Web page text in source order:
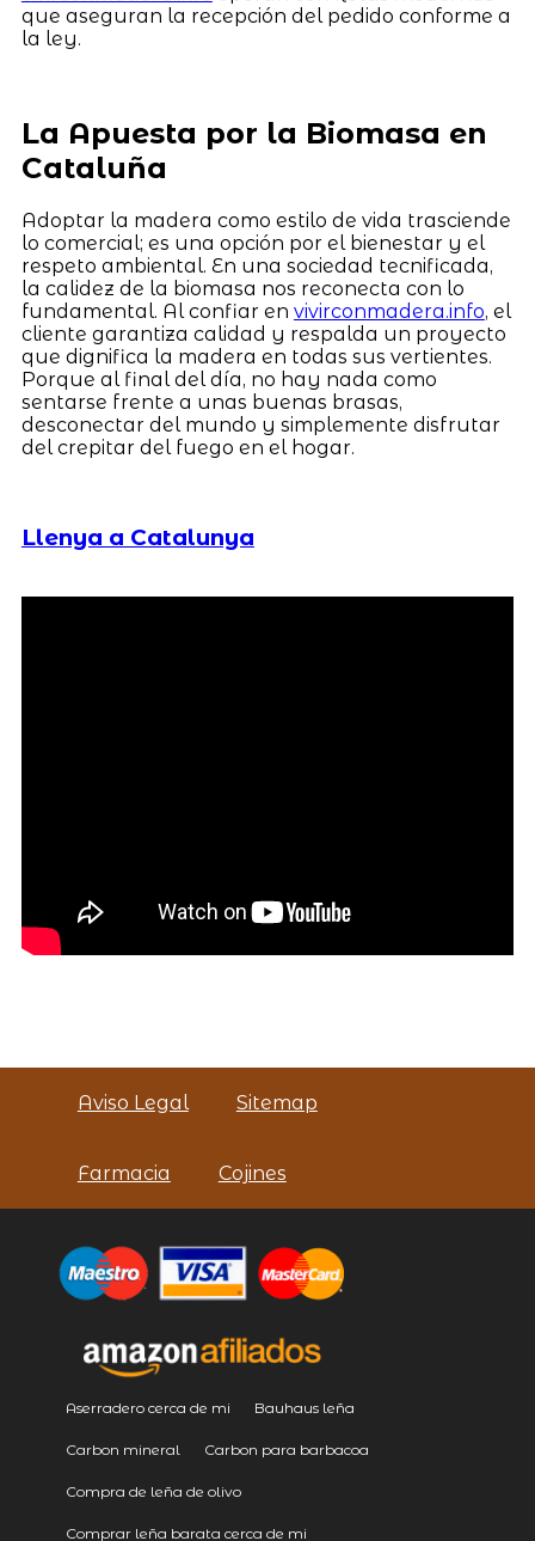
que aseguran la recepción del pedido conforme a
la ley.
La Apuesta por la Biomasa en
Cataluña
Adoptar la madera como estilo de vida trasciende
lo comercial; es una opción por el bienestar y el
respeto ambiental. En una sociedad tecnificada,
la calidez de la biomasa nos reconecta con lo
fundamental. Al confiar en vivirconmadera.info, el
cliente garantiza calidad y respalda un proyecto
que dignifica la madera en todas sus vertientes.
Porque al final del día, no hay nada como
sentarse frente a unas buenas brasas,
desconectar del mundo y simplemente disfrutar
del crepitar del fuego en el hogar.
Llenya a Catalunya
Aviso Legal Sitemap
Farmacia Cojines
Aserradero cerca de mi Bauhaus leña
Carbon mineral Carbon para barbacoa
Compra de leña de olivo
Comprar leña barata cerca de mi